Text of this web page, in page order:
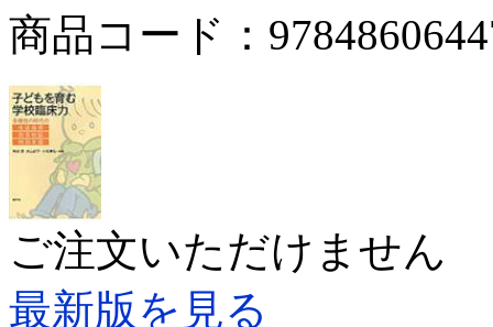
商品コード：
ご注文いただけません
最新版を見る